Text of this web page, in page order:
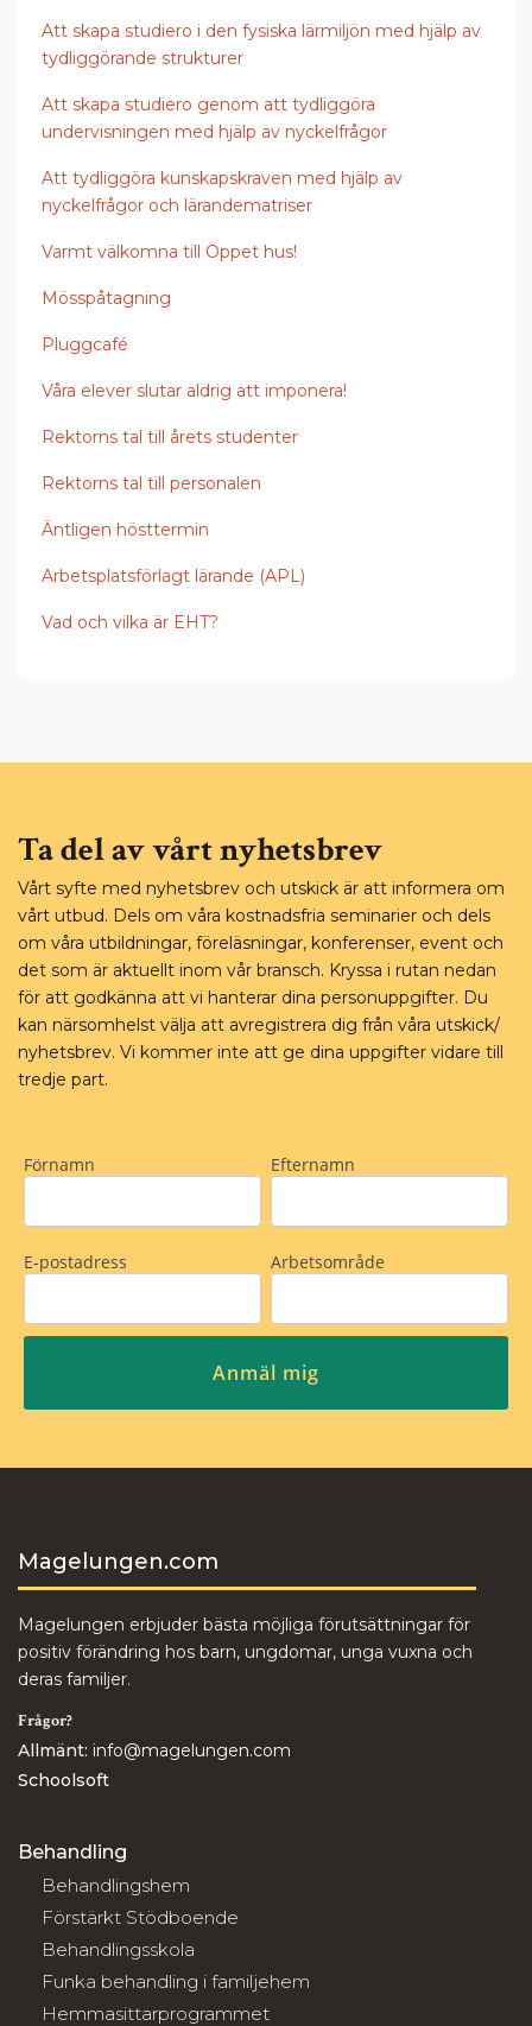
Att skapa studiero i den fysiska lärmiljön med hjälp av
tydliggörande strukturer
Att skapa studiero genom att tydliggöra
undervisningen med hjälp av nyckelfrågor
Att tydliggöra kunskapskraven med hjälp av
nyckelfrågor och lärandematriser
Varmt välkomna till Öppet hus!
Mösspåtagning
Pluggcafé
Våra elever slutar aldrig att imponera!
Rektorns tal till årets studenter
Rektorns tal till personalen
Äntligen hösttermin
Arbetsplatsförlagt lärande (APL)
Vad och vilka är EHT?
Ta del av vårt nyhetsbrev
Vårt syfte med nyhetsbrev och utskick är att informera om
vårt utbud. Dels om våra kostnadsfria seminarier och dels
om våra utbildningar, föreläsningar, konferenser, event och
det som är aktuellt inom vår bransch. Kryssa i rutan nedan
för att godkänna att vi hanterar dina personuppgifter. Du
kan närsomhelst välja att avregistrera dig från våra utskick/
nyhetsbrev. Vi kommer inte att ge dina uppgifter vidare till
tredje part.
Magelungen.com
Magelungen erbjuder bästa möjliga förutsättningar för
positiv förändring hos barn, ungdomar, unga vuxna och
deras familjer.
Frågor?
Allmänt: info@magelungen.com
Schoolsoft
Behandling
Behandlingshem
Förstärkt Stödboende
Behandlingsskola
Funka behandling i familjehem
Hemmasittarprogrammet